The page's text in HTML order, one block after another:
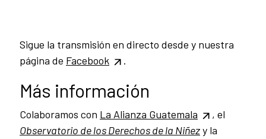
Sigue la transmisión en directo desde y nuestra
página de Facebook .
Más información
Colaboramos con La Alianza Guatemala
, el
Observatorio de los Derechos de la Niñezy la